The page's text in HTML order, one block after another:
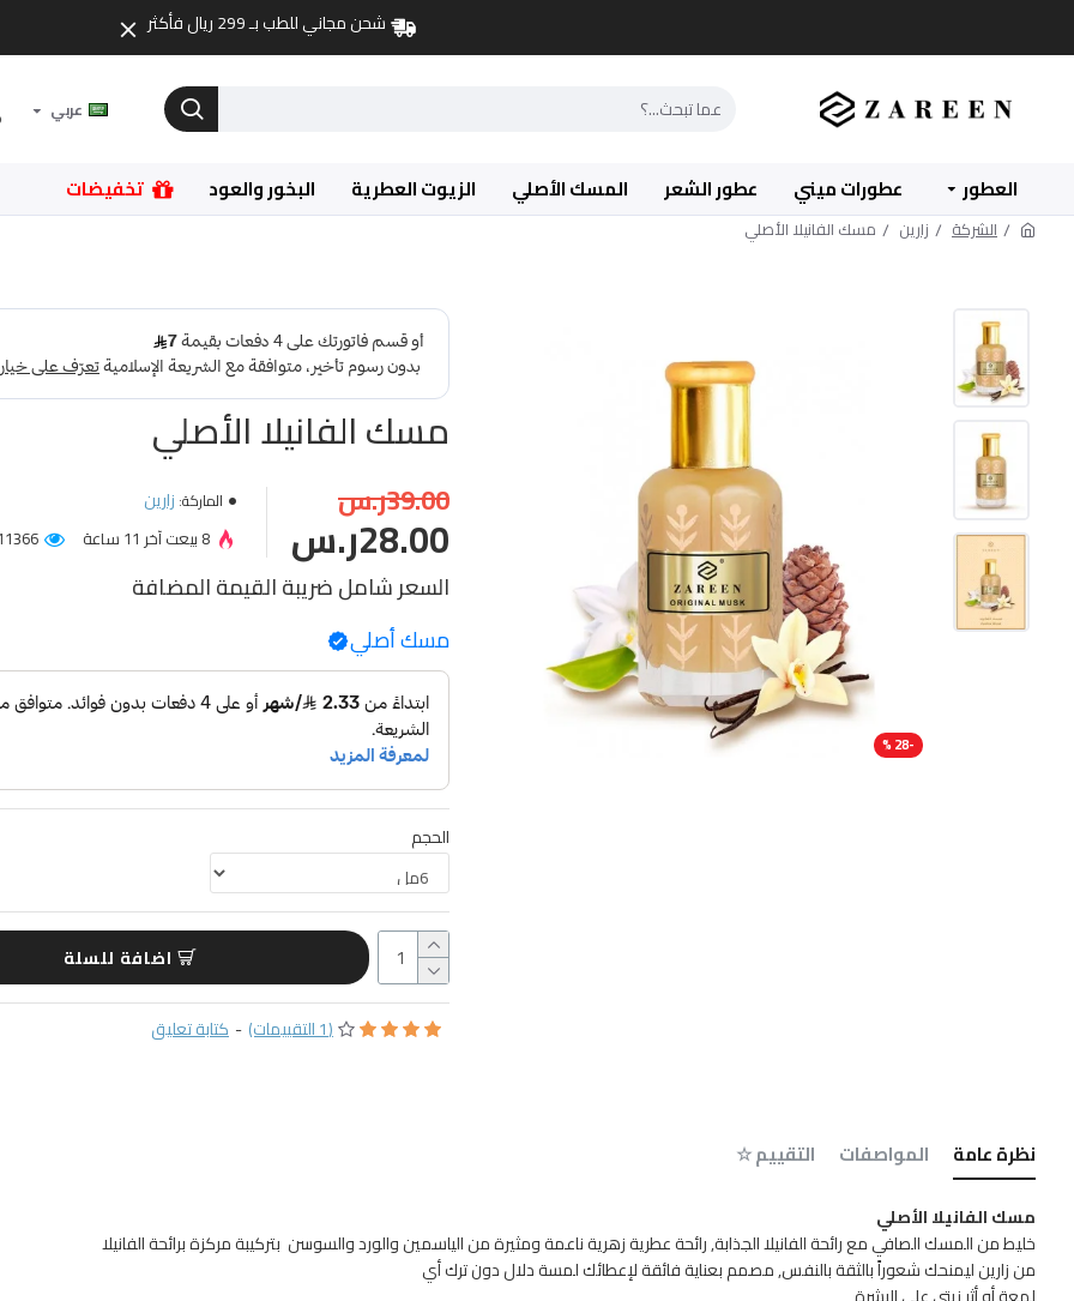
شحن مجاني للطب بـ 299 ريال فأكثر
عربي
العطور عطورات ميني عطور الشعر المسك الأصلي الزيوت العطرية البخور والعود تخفيضات
الشركة زارين مسك الفانيلا الأصلي
-28 %
مسك الفانيلا الأصلي
السعر شامل ضريبة القيمة المضافة
مسك أصلي
(1 التقييمات) - كتابة تعليق
28.00ر.س
39.00ر.س الماركة: زارين
8 بيعت آخر 11 ساعة 11366 عميل شاهد
الحجم
اضافة للسلة
نظرة عامة المواصفات التقييم ☆
مسك الفانيلا الأصلي
خليط من المسك الصافي مع رائحة الفانيلا الجذابة, رائحة عطرية زهرية ناعمة ومثيرة من الياسمين والورد والسوسن بتركيبة مركزة برائحة الفانيلا
من زارين ليمنحك شعوراً بالثقة بالنفس, مصمم بعناية فائقة لإعطائك لمسة دلال دون ترك أي